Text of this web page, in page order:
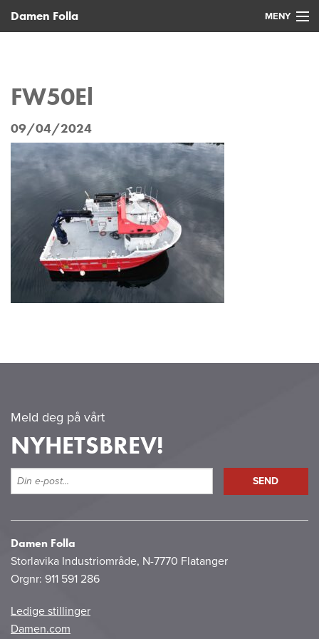
Damen Folla MENY
Service
FW50El
09/04/2024
Meld deg på vårt
NYHETSBREV!
Damen Folla
Storlavika Industriområde, N-7770 Flatanger
Orgnr: 911 591 286
Ledige stillinger
Damen.com